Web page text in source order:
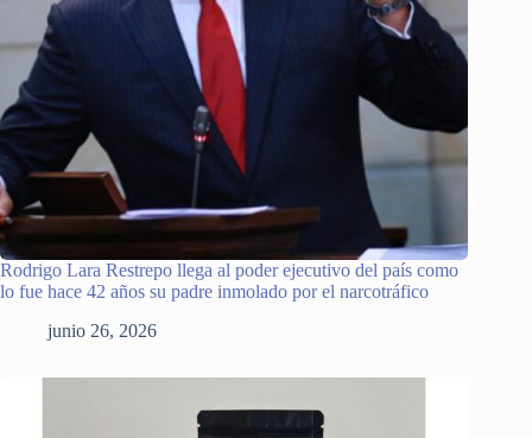
Rodrigo Lara Restrepo llega al poder ejecutivo del país como
lo fue hace 42 años su padre inmolado por el narcotráfico
junio 26, 2026